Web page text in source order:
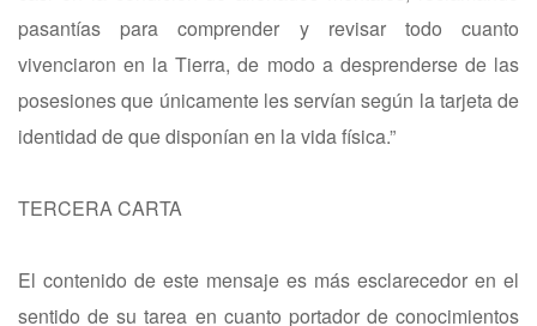
pasantías para comprender y revisar todo cuanto
vivenciaron en la Tierra, de modo a desprenderse de las
posesiones que únicamente les servían según la tarjeta de
identidad de que disponían en la vida física.”
TERCERA CARTA
El contenido de este mensaje es más esclarecedor en el
sentido de su tarea en cuanto portador de conocimientos